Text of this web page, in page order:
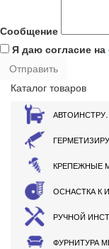
Сообщение
Я даю согласие на
Каталог товаров